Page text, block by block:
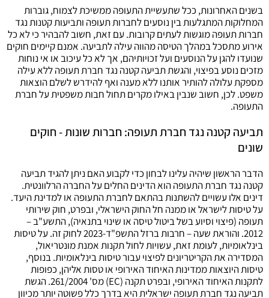
בשנים האחרונות, ככל שתעשיית התעופה ממשיכת לצמוח, גוברות
המחלוקות המתגלעות בין נוסעים לחברות תעופה ותביעות קטנות נגד
חברות תעופה מוגשות לעתים קרובות. עם זאת, חשוב להבהיר כי לא כל
אירוע מתסכל במהלך הטיסה מהווה עילה לתביעה. אמנם קיימים חוקים
שנועדו להגן על הנוסעים ועל זכויותיהם, אך לא כל עיכוב או אי נוחות
מזכים נוסע בפיצוי, והגשת תביעה קטנה נגד חברת תעופה ללא עילה
מספקת עלולה להותיר אותנו ללא מענה ואף להידרש לשלם הוצאות
משפט. לכן, חשוב שנבין באילו מקרים תחול חבות משפטית על חברת
התעופה.
תביעה קטנה נגד חברת תעופה: חברות שונות - חוקים
שונים
הדבר הראשון שיהיה עלינו לבחון כדי לקבוע האם ניתן להגיד תביעה
קטנה נגד חברת התעופה הוא הדינים החלים על החברה הרלוונטית.
דינים אלו עשויים להשתנות בהתאם לחברת התעופה או למדינת היעד.
על טיסות לישראל או ממנה חל החוק הישראלי, ובפרט, חוק שירותי
תעופה (פיצוי וסיוע בשל ביטול טיסה או שינוי בתנאיה), התשע"ב –
2012. והוראת שעה – חרבות ברזל התשפ"ד-2023 לחוק זה. על טיסות
בינלאומיות, לעומת זאת, עשויות לחול תקנות אמנת מונטריאול,
המסדירה את הקריטריונים לפיצוי עבור טיסות בינלאומיות. בנוסף,
טיסות היוצאות ממדינות האיחוד האירופי או טסות אליהן, כפופות
לתקנות האיחוד האירופי, ובפרט תקנה (EC) מס' 261/2004. הגשת
תביעה נגד חברת תעופה ישראלית היא בדרך כלל פשוטה יותר מכיוון